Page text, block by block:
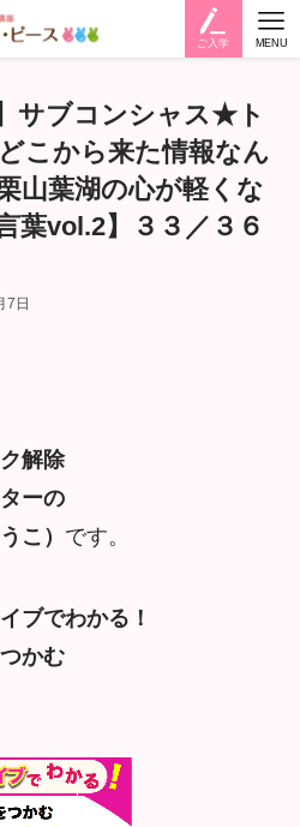
ご入学 MENU
サブコンシャス★ト
こから来た情報なん
山葉湖の心が軽くな
葉vol.2】３３／３６
7日
解除
ーの
こ） です。
ブでわかる！
かむ